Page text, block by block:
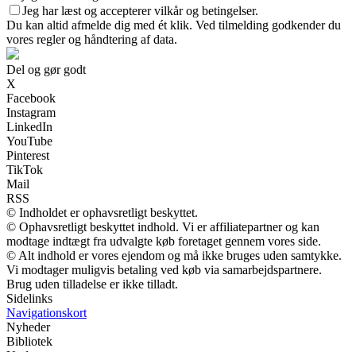
Jeg har læst og accepterer vilkår og betingelser.
Du kan altid afmelde dig med ét klik. Ved tilmelding godkender du
vores regler og håndtering af data.
Del og gør godt
X
Facebook
Instagram
LinkedIn
YouTube
Pinterest
TikTok
Mail
RSS
© Indholdet er ophavsretligt beskyttet.
© Ophavsretligt beskyttet indhold. Vi er affiliatepartner og kan
modtage indtægt fra udvalgte køb foretaget gennem vores side.
© Alt indhold er vores ejendom og må ikke bruges uden samtykke.
Vi modtager muligvis betaling ved køb via samarbejdspartnere.
Brug uden tilladelse er ikke tilladt.
Sidelinks
Navigationskort
Nyheder
Bibliotek